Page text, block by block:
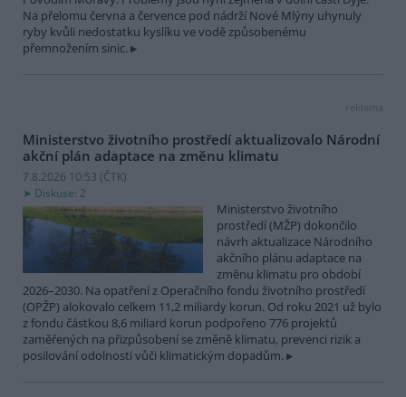
Na přelomu června a července pod nádrží Nové Mlýny uhynuly
ryby kvůli nedostatku kyslíku ve vodě způsobenému
přemnožením sinic.
reklama
Ministerstvo životního prostředí aktualizovalo Národní
akční plán adaptace na změnu klimatu
7.8.2026 10:53 (ČTK)
Diskuse: 2
Ministerstvo životního
prostředí (MŽP) dokončilo
návrh aktualizace Národního
akčního plánu adaptace na
změnu klimatu pro období
2026–2030. Na opatření z Operačního fondu životního prostředí
(OPŽP) alokovalo celkem 11,2 miliardy korun. Od roku 2021 už bylo
z fondu částkou 8,6 miliard korun podpořeno 776 projektů
zaměřených na přizpůsobení se změně klimatu, prevenci rizik a
posilování odolnosti vůči klimatickým dopadům.